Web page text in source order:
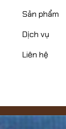
Sản phẩm
Dịch vụ
Liên hệ